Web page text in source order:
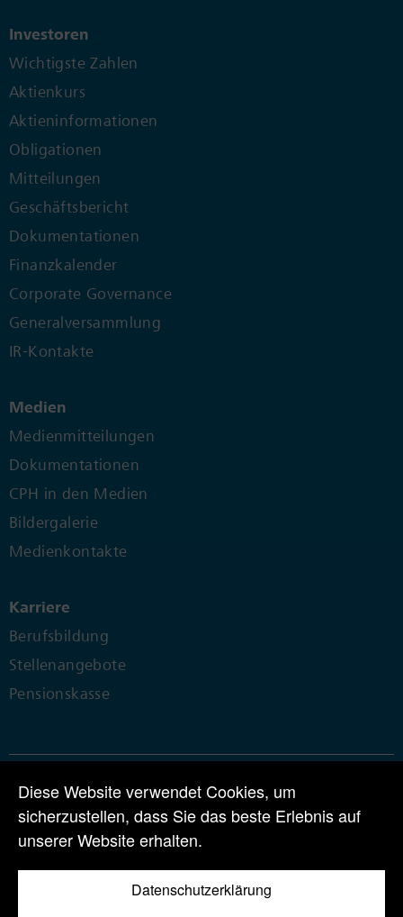
Investoren
Wichtigste Zahlen
Aktienkurs
Aktieninformationen
Obligationen
Mitteilungen
Geschäftsbericht
Dokumentationen
Finanzkalender
Corporate Governance
Generalversammlung
IR-Kontakte
Medien
Medienmitteilungen
Dokumentationen
CPH in den Medien
Bildergalerie
Medienkontakte
Karriere
Berufsbildung
Stellenangebote
Pensionskasse
© 2024 | CPH Chemie + Papier Holding AG | Perlenring 1 | CH-6035
Perlen
Tel +41 41 455 80 00 | info@cph.ch
Diese Website verwendet Cookies, um
sicherzustellen, dass Sie das beste Erlebnis auf
unserer Website erhalten.
Datenschutzerklärung